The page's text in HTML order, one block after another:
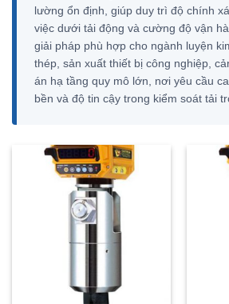
lường ổn định, giúp duy trì độ chính
việc dưới tải động và cường độ vận
giải pháp phù hợp cho ngành luyện
thép, sản xuất thiết bị công nghiệp,
án hạ tầng quy mô lớn, nơi yêu cầu
bền và độ tin cậy trong kiểm soát tải